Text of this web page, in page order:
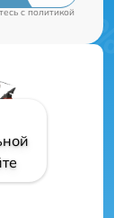
cполитикой